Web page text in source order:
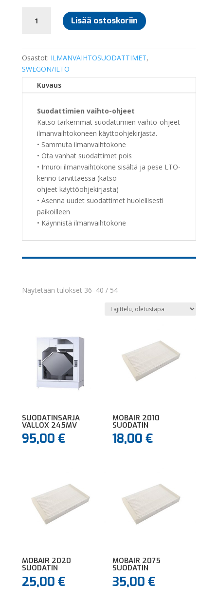
SUODATINSARJA
ILTO
Lisää ostoskoriin
Osastot: ILMANVAIHTOSUODATTIMET,
SWEGON/ILTO
Kuvaus
Suodattimien vaihto-ohjeet
Katso tarkemmat suodattimien vaihto-ohjeet
ilmanvaihtokoneen käyttöohjekirjasta.
• Sammuta ilmanvaihtokone
• Ota vanhat suodattimet pois
• Imuroi ilmanvaihtokone sisältä ja pese LTO-
kenno tarvittaessa (katso
ohjeet käyttöohjekirjasta)
• Asenna uudet suodattimet huolellisesti
paikoilleen
• Käynnistä ilmanvaihtokone
Näytetään tulokset 36–40 / 54
SUODATINSARJA
VALLOX 245MV
95,00 €
MOBAIR 2010
SUODATIN
18,00€
MOBAIR 2020
SUODATIN
25,00 €
MOBAIR 2075
SUODATIN
35,00€